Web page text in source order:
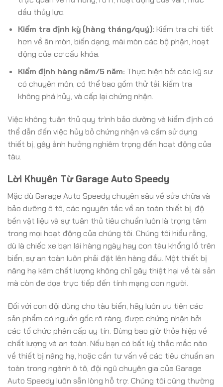
dầu thủy lực.
Kiểm tra định kỳ (hàng tháng/quý): Kiểm tra chi tiết
hơn về ăn mòn, biến dạng, mài mòn các bộ phận, hoạt
động của cơ cấu khóa.
Kiểm định hàng năm/5 năm: Thực hiện bởi các kỹ sư
có chuyên môn, có thể bao gồm thử tải, kiểm tra
không phá hủy, và cấp lại chứng nhận.
Việc không tuân thủ quy trình bảo dưỡng và kiểm định có
thể dẫn đến việc hủy bỏ chứng nhận và cấm sử dụng
thiết bị, gây ảnh hưởng nghiêm trọng đến hoạt động của
tàu.
Lời Khuyên Từ Garage Auto Speedy
Mặc dù Garage Auto Speedy chuyên sâu về sửa chữa và
bảo dưỡng ô tô, các nguyên tắc về an toàn thiết bị, độ
bền vật liệu và sự tuân thủ tiêu chuẩn luôn là trọng tâm
trong mọi hoạt động của chúng tôi. Chúng tôi hiểu rằng,
dù là chiếc xe bạn lái hàng ngày hay con tàu khổng lồ trên
biển, sự an toàn luôn phải đặt lên hàng đầu. Một thiết bị
nâng hạ kém chất lượng không chỉ gây thiệt hại về tài sản
mà còn đe dọa trực tiếp đến tính mạng con người.
Đối với con đội dùng cho tàu biển, hãy luôn ưu tiên các
sản phẩm có nguồn gốc rõ ràng, được chứng nhận bởi
các tổ chức phân cấp uy tín. Đừng bao giờ thỏa hiệp về
chất lượng và an toàn. Nếu bạn có bất kỳ thắc mắc nào
về thiết bị nâng hạ, hoặc cần tư vấn về các tiêu chuẩn an
toàn trong ngành ô tô, đội ngũ chuyên gia của Garage
Auto Speedy luôn sẵn lòng hỗ trợ. Chúng tôi cũng thường